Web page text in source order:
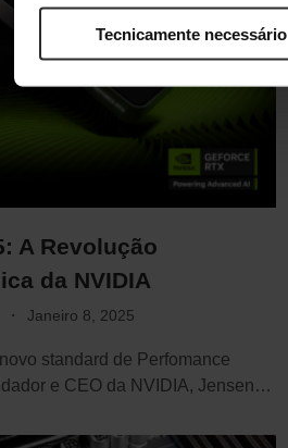
Tecnicamente necessário
A Revolução
da NVIDIA
· Janeiro 8, 2025
standard de Perfomance
e CEO da NVIDIA, Jensen